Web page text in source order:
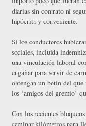
diarias sin contrato ni
hipócrita y conveniente.
Si los conductores
sociales, incluida
una vinculación laboral
engañar para servir de
obtengan un botín del
los ‘amigos del gremio’
Con los recientes
caminar kilómetros para